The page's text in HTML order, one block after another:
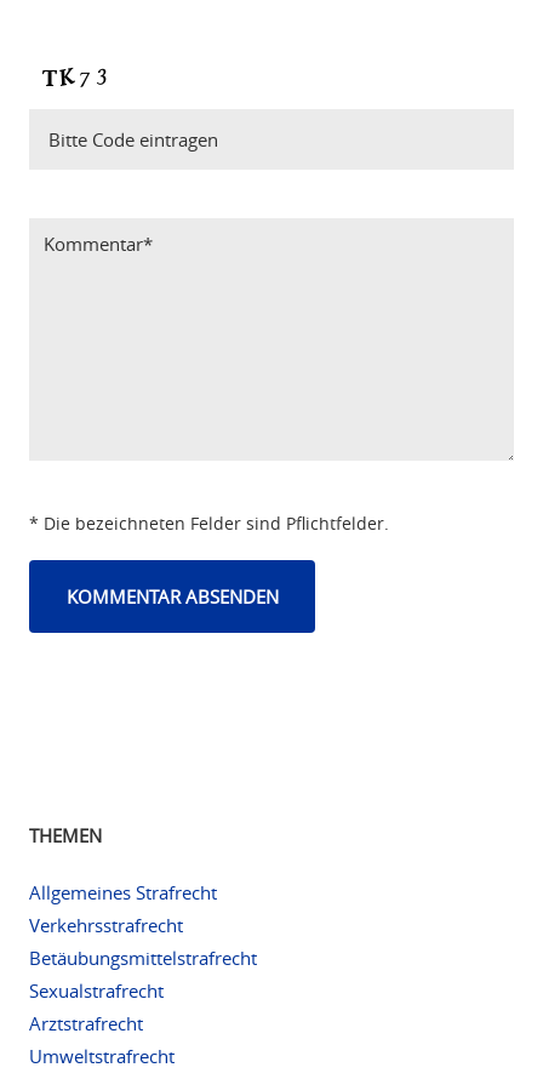
* Die bezeichneten Felder sind Pflichtfelder.
THEMEN
Allgemeines Strafrecht
Verkehrsstrafrecht
Betäubungsmittelstrafrecht
Sexualstrafrecht
Arztstrafrecht
Umweltstrafrecht